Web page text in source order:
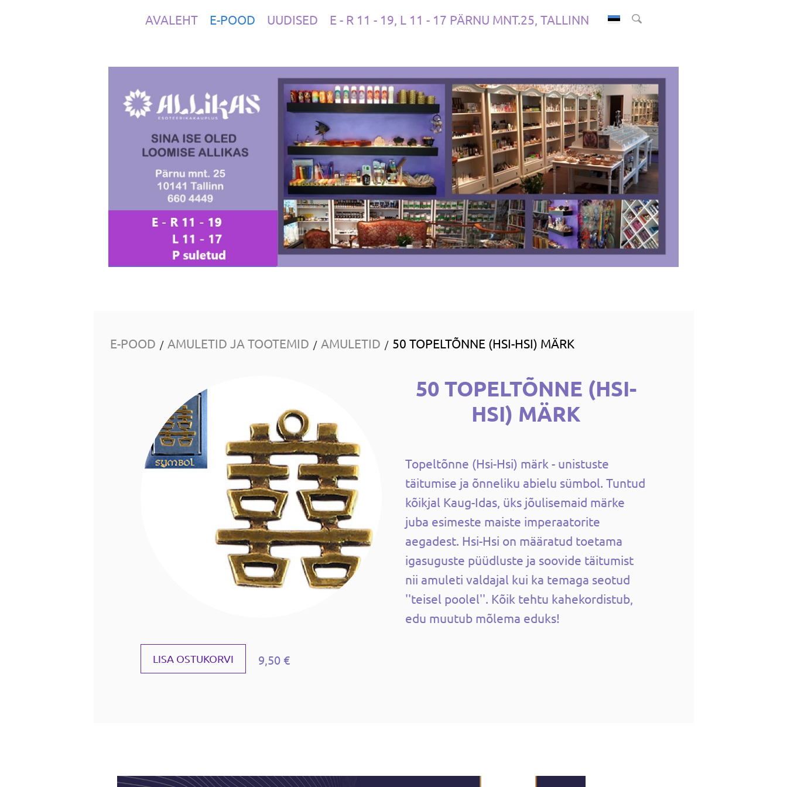
AVALEHT E-POOD UUDISED E - R 11 - 19, L 11 - 17 PÄRNU MNT.25, TALLINN
E-POOD / AMULETID JA TOOTEMID / AMULETID / 50 TOPELTÕNNE (HSI-HSI) MÄRK
LISA OSTUKORVI 9,50 €
50 TOPELTÕNNE (HSI-
HSI) MÄRK
Topeltõnne (Hsi-Hsi) märk - unistuste
täitumise ja õnneliku abielu sümbol. Tuntud
kõikjal Kaug-Idas, üks jõulisemaid märke
juba esimeste maiste imperaatorite
aegadest. Hsi-Hsi on määratud toetama
igasuguste püüdluste ja soovide täitumist
nii amuleti valdajal kui ka temaga seotud
''teisel poolel''. Kõik tehtu kahekordistub,
edu muutub mõlema eduks!